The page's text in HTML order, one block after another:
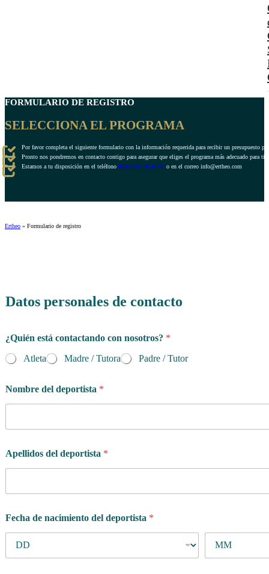
FORMULARIO DE REGISTRO
SELECCIONA EL PROGRAMA
Por favor completa el siguiente formulario con la información requerida para recibir un presupuesto
Pronto nos pondremos en contacto contigo para asegurar que eliges el programa más adecuado para ti.
Estamos a tu disposición en el teléfono 0034 951 20 40 61 o en el correo info@ertheo.com
Ertheo » Formulario de registro
Datos personales de contacto
¿Quién está contactando con nosotros? *
Atleta
Madre / Tutora Padre / Tutor
Nombre del deportista *
Apellidos del deportista *
Fecha de nacimiento del deportista *